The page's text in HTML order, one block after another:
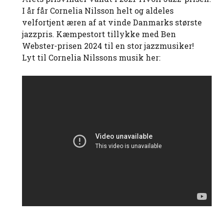
I år får Cornelia Nilsson helt og aldeles
velfortjent æren af at vinde Danmarks største
jazzpris. Kæmpestort tillykke med Ben
Webster-prisen 2024 til en stor jazzmusiker!
Lyt til Cornelia Nilssons musik her: